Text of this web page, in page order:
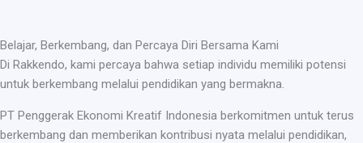
Belajar, Berkembang, dan Percaya Diri Bersama Kami
Di Rakkendo, kami percaya bahwa setiap individu memiliki potensi
untuk berkembang melalui pendidikan yang bermakna.
PT Penggerak Ekonomi Kreatif Indonesia berkomitmen untuk terus
berkembang dan memberikan kontribusi nyata melalui pendidikan,